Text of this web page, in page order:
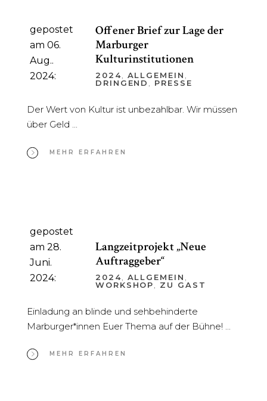
gepostet
am 06.
Aug..
2024:
Offener Brief zur Lage der
Marburger
Kulturinstitutionen
2024, ALLGEMEIN ,
DRINGEND , PRESSE
Der Wert von Kultur ist unbezahlbar. Wir müssen
über Geld
MEHR ERFAHREN
gepostet
am 28.
Juni.
2024:
Langzeitprojekt „Neue
Auftraggeber“
2024 ALLGEMEIN
WORKSHOP
ZU GAST
Einladung an blinde und sehbehinderte
Marburger*innen Euer Thema auf der Bühne!
MEHR ERFAHREN